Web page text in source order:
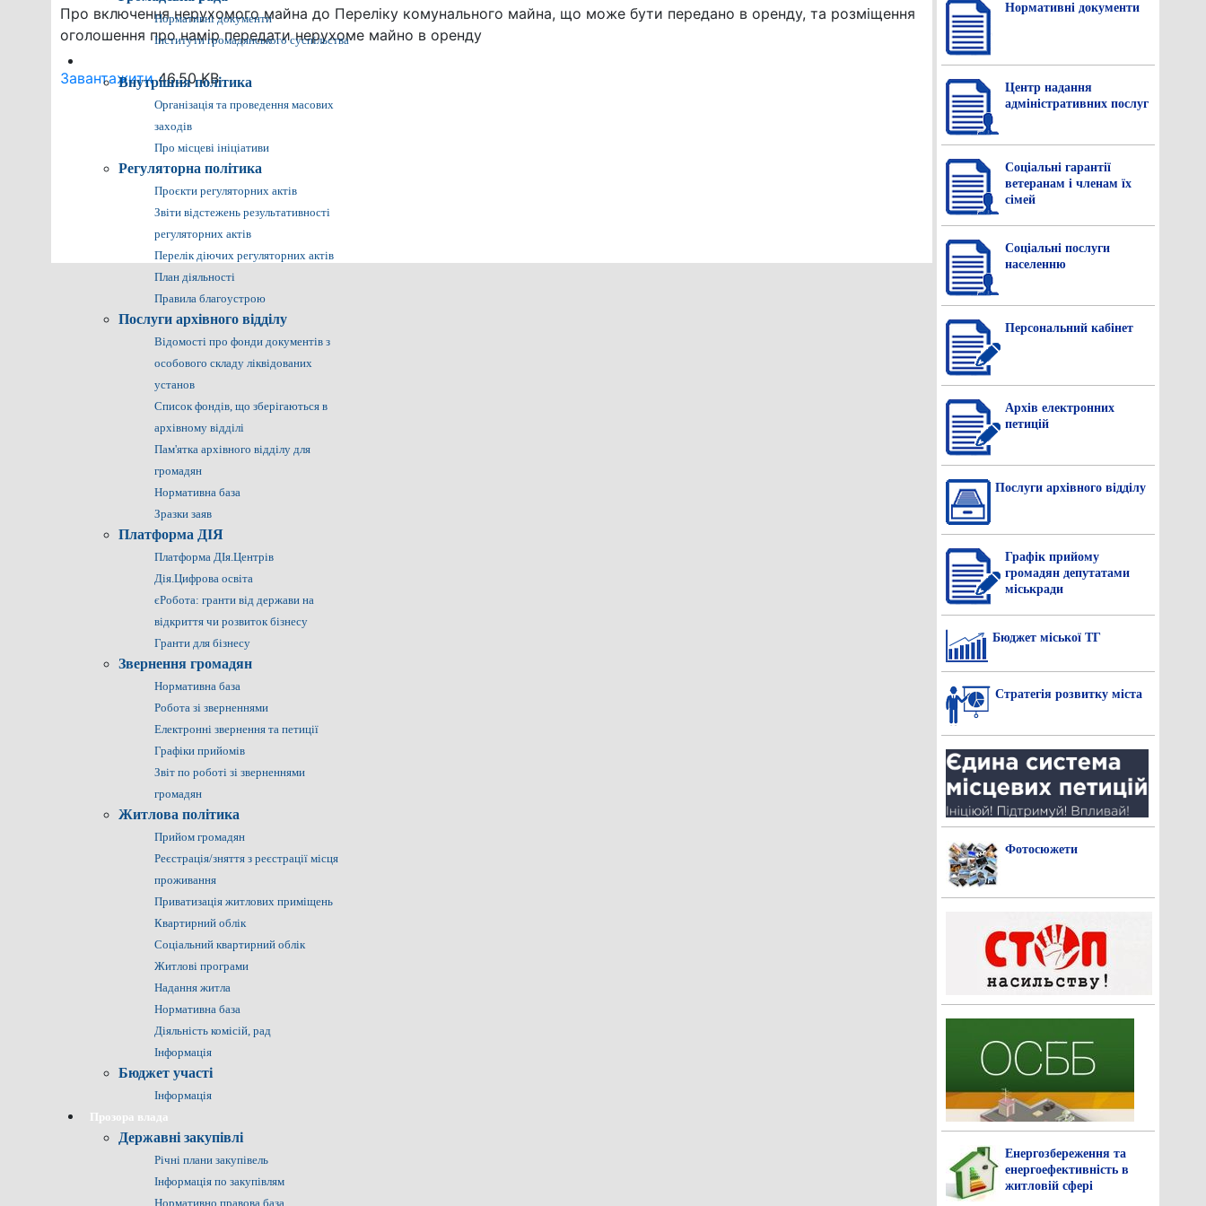
Нормативні документи
Інститути громадянського суспільства
Внутрішня політика
Організація та проведення масових
заходів
Про місцеві ініціативи
Регуляторна політика
Проєкти регуляторних актів
Звіти відстежень результативності
регуляторних актів
Перелік діючих регуляторних актів
План діяльності
Правила благоустрою
Послуги архівного відділу
Відомості про фонди документів з
особового складу ліквідованих
установ
Список фондів, що зберігаються в
архівному відділі
Пам'ятка архівного відділу для
громадян
Нормативна база
Зразки заяв
Платформа ДІЯ
Платформа ДІя.Центрів
Дія.Цифрова освіта
єРобота: гранти від держави на
відкриття чи розвиток бізнесу
Гранти для бізнесу
Звернення громадян
Нормативна база
Робота зі зверненнями
Електронні звернення та петиції
Графіки прийомів
Звіт по роботі зі зверненнями
громадян
Житлова політика
Прийом громадян
Реєстрація/зняття з реєстрації місця
проживання
Приватизація житлових приміщень
Квартирний облік
Соціальний квартирний облік
Житлові програми
Надання житла
Нормативна база
Діяльність комісій, рад
Інформація
Бюджет участі
Інформація
Прозора влада
Державні закупівлі
Річні плани закупівель
Інформація по закупівлям
Нормативно правова база
Про включення нерухомого майна до Переліку комунального майна, що може бути передано в оренду, та розміщення
оголошення про намір передати нерухоме майно в оренду
Завантажити46.50 KB
Нормативнi документи
Центр надання
адміністративних послуг
Соціальні гарантії
ветеранам і членам їх
сімей
Соціальні послуги
населенню
Персональний кабінет
Архів електронних
петицій
Послуги архівного відділу
Графік прийому
громадян депутатами
міськради
Бюджет міської ТГ
Стратегія розвитку міста
Фотосюжети
Енергозбереження та
енергоефективність в
житловій сфері